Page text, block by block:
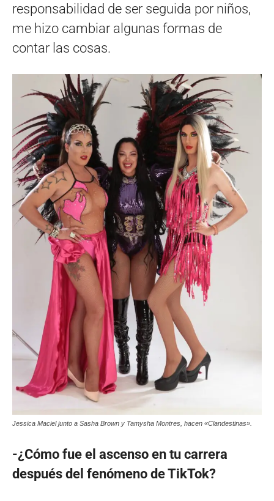
responsabilidad de ser seguida por niños,
me hizo cambiar algunas formas de
contar las cosas.
Jessica Maciel junto a Sasha Brown y Tamysha Montres, hacen «Clandestinas».
-¿Cómo fue el ascenso en tu carrera
después del fenómeno de TikTok?